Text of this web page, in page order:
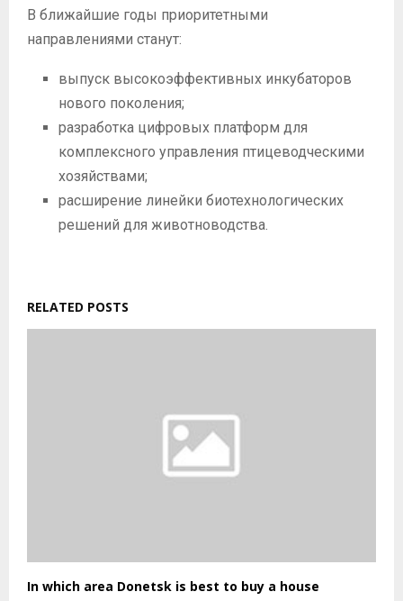
В ближайшие годы приоритетными
направлениями станут:
выпуск высокоэффективных инкубаторов
нового поколения;
разработка цифровых платформ для
комплексного управления птицеводческими
хозяйствами;
расширение линейки биотехнологических
решений для животноводства.
RELATED POSTS
In which area Donetsk is best to buy a house